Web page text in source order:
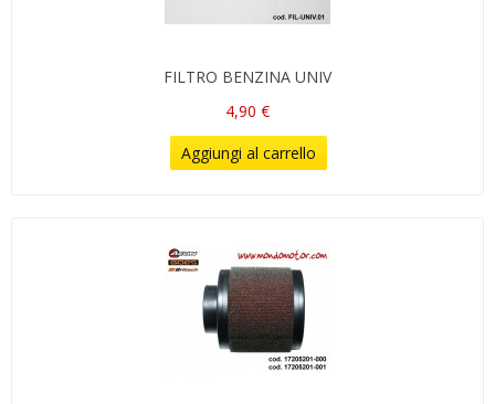
FILTRO BENZINA UNIV
4,90 €
Aggiungi al carrello